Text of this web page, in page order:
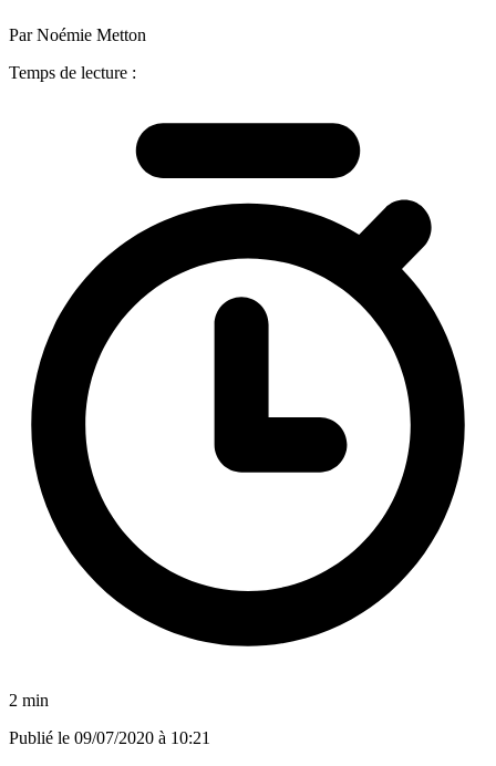
Par Noémie Metton
Temps de lecture :
2 min
Publié le 09/07/2020 à 10:21